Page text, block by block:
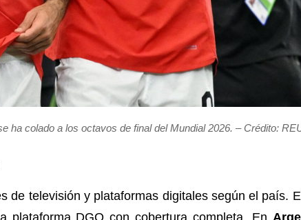
ha colado a los octavos de final del Mundial 2026. – Crédito:
de televisión y plataformas digitales según el país.